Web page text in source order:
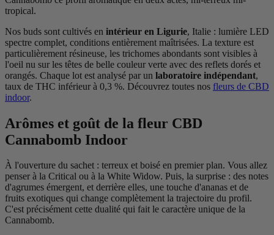
tropical.
Nos buds sont cultivés en intérieur en Ligurie, Italie : lumière LED
spectre complet, conditions entièrement maîtrisées. La texture est
particulièrement résineuse, les trichomes abondants sont visibles à
l'oeil nu sur les têtes de belle couleur verte avec des reflets dorés et
orangés. Chaque lot est analysé par un laboratoire indépendant,
taux de THC inférieur à 0,3 %. Découvrez toutes nos fleurs de CBD
indoor.
Arômes et goût de la fleur CBD
Cannabomb Indoor
À l'ouverture du sachet : terreux et boisé en premier plan. Vous allez
penser à la Critical ou à la White Widow. Puis, la surprise : des notes
d'agrumes émergent, et derrière elles, une touche d'ananas et de
fruits exotiques qui change complètement la trajectoire du profil.
C'est précisément cette dualité qui fait le caractère unique de la
Cannabomb.